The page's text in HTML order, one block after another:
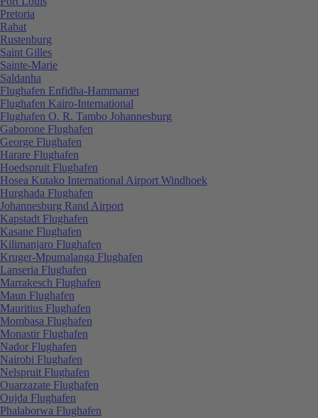
Pretoria
Rabat
Rustenburg
Saint Gilles
Sainte-Marie
Saldanha
Flughafen Enfidha-Hammamet
Flughafen Kairo-International
Flughafen O. R. Tambo Johannesburg
Gaborone Flughafen
George Flughafen
Harare Flughafen
Hoedspruit Flughafen
Hosea Kutako International Airport Windhoek
Hurghada Flughafen
Johannesburg Rand Airport
Kapstadt Flughafen
Kasane Flughafen
Kilimanjaro Flughafen
Kruger-Mpumalanga Flughafen
Lanseria Flughafen
Marrakesch Flughafen
Maun Flughafen
Mauritius Flughafen
Mombasa Flughafen
Monastir Flughafen
Nador Flughafen
Nairobi Flughafen
Nelspruit Flughafen
Ouarzazate Flughafen
Oujda Flughafen
Phalaborwa Flughafen